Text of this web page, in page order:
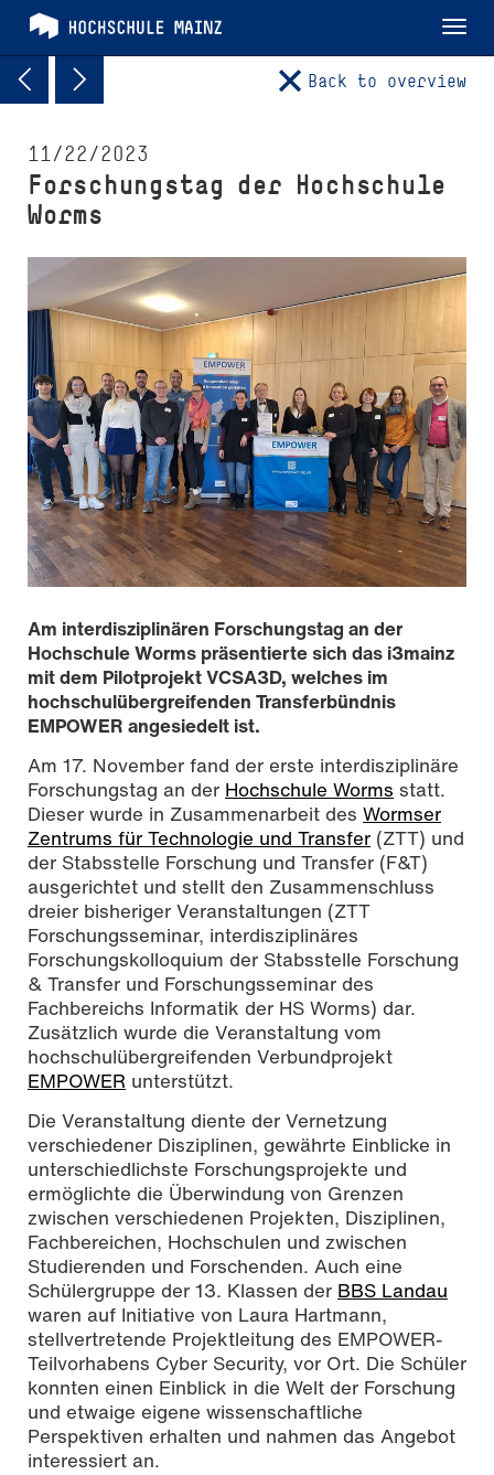
Back to overview
11/22/2023
Forschungstag der Hochschule
Worms
Teilnehmende des interdisziplinären Forschungstags an
der Hochschule Worms. Kerstin Jeppe (zweite von links)
stellte eine Poster zum Pilotprojekt VCSA3D und ein
Mitmachangebot in Form eines VR-Tatortrundganges vor.
Foto: Britta Käufer, EMPOWER, All rights reserved
Am interdisziplinären Forschungstag an der
Hochschule Worms präsentierte sich das i3mainz
mit dem Pilotprojekt VCSA3D, welches im
hochschulübergreifenden Transferbündnis
EMPOWER angesiedelt ist.
Am 17. November fand der erste interdisziplinäre
Forschungstag an der Hochschule Worms statt.
Dieser wurde in Zusammenarbeit des Wormser
Zentrums für Technologie und Transfer (ZTT) und
der Stabsstelle Forschung und Transfer (F&T)
ausgerichtet und stellt den Zusammenschluss
dreier bisheriger Veranstaltungen (ZTT
Forschungsseminar, interdisziplinäres
Forschungskolloquium der Stabsstelle Forschung
& Transfer und Forschungsseminar des
Fachbereichs Informatik der HS Worms) dar.
Zusätzlich wurde die Veranstaltung vom
hochschulübergreifenden Verbundprojekt
EMPOWER unterstützt.
Die Veranstaltung diente der Vernetzung
verschiedener Disziplinen, gewährte Einblicke in
unterschiedlichste Forschungsprojekte und
ermöglichte die Überwindung von Grenzen
zwischen verschiedenen Projekten, Disziplinen,
Fachbereichen, Hochschulen und zwischen
Studierenden und Forschenden. Auch eine
Schülergruppe der 13. Klassen der BBS Landau
waren auf Initiative von Laura Hartmann,
stellvertretende Projektleitung des EMPOWER-
Teilvorhabens Cyber Security, vor Ort. Die Schüler
konnten einen Einblick in die Welt der Forschung
und etwaige eigene wissenschaftliche
Perspektiven erhalten und nahmen das Angebot
interessiert an.